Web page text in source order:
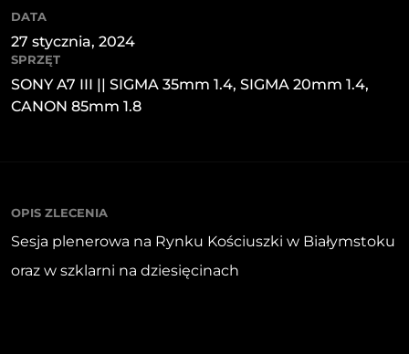
DATA
27 stycznia, 2024
SPRZĘT
SONY A7 III || SIGMA 35mm 1.4, SIGMA 20mm 1.4,
CANON 85mm 1.8
OPIS ZLECENIA
Sesja plenerowa na Rynku Kościuszki w Białymstoku
oraz w szklarni na dziesięcinach